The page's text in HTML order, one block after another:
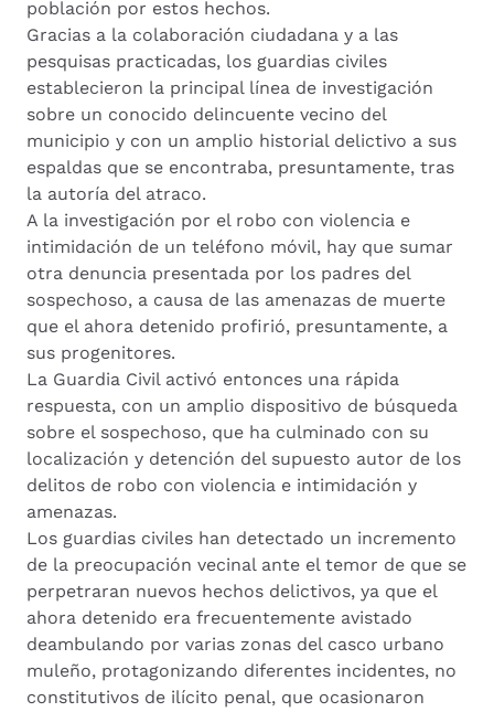
población por estos hechos.
Gracias a la colaboración ciudadana y a las
pesquisas practicadas, los guardias civiles
establecieron la principal línea de investigación
sobre un conocido delincuente vecino del
municipio y con un amplio historial delictivo a sus
espaldas que se encontraba, presuntamente, tras
la autoría del atraco.
A la investigación por el robo con violencia e
intimidación de un teléfono móvil, hay que sumar
otra denuncia presentada por los padres del
sospechoso, a causa de las amenazas de muerte
que el ahora detenido profirió, presuntamente, a
sus progenitores.
La Guardia Civil activó entonces una rápida
respuesta, con un amplio dispositivo de búsqueda
sobre el sospechoso, que ha culminado con su
localización y detención del supuesto autor de los
delitos de robo con violencia e intimidación y
amenazas.
Los guardias civiles han detectado un incremento
de la preocupación vecinal ante el temor de que se
perpetraran nuevos hechos delictivos, ya que el
ahora detenido era frecuentemente avistado
deambulando por varias zonas del casco urbano
muleño, protagonizando diferentes incidentes, no
constitutivos de ilícito penal, que ocasionaron